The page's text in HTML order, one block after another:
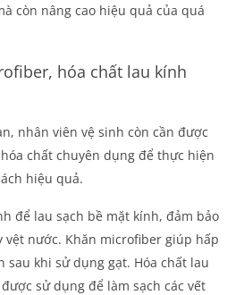
còn nâng cao hiệu quả của quá
hóa chất lau kính
nhân viên vệ sinh còn cần được
chất chuyên dụng để thực hiện
hiệu quả.
để lau sạch bề mặt kính, đảm bảo
vệt nước. Khăn microfiber giúp hấp
sau khi sử dụng gạt. Hóa chất lau
sử dụng để làm sạch các vết